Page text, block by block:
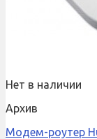
Нет в наличии
Архив
Модем-роутер